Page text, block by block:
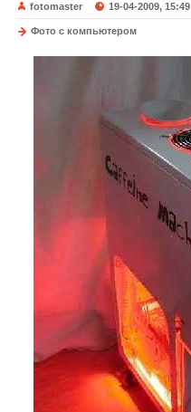
fotomaster 19-04-2009, 15:49
Фото с компьютером